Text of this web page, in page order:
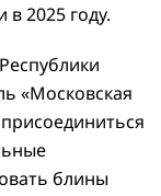
2025 году.
«Московская
блины